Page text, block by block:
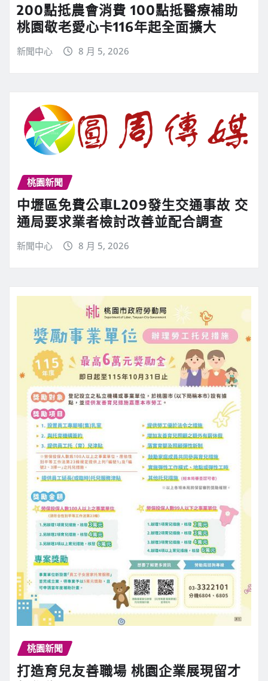
200點抵農會消費 100點抵醫療補助
桃園敬老愛心卡116年起全面擴大
新聞中心 8 月 5, 2026
桃園新聞
中壢區免費公車L209發生交通事故 交
通局要求業者檢討改善並配合調查
新聞中心 8 月 5, 2026
桃園新聞
打造育兒友善職場 桃園企業展現留才